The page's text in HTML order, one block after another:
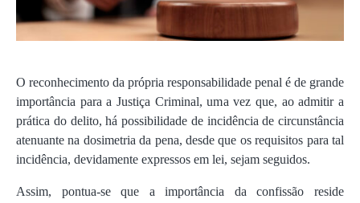
O reconhecimento da própria responsabilidade penal é de grande
importância para a Justiça Criminal, uma vez que, ao admitir a
prática do delito, há possibilidade de incidência de circunstância
atenuante na dosimetria da pena, desde que os requisitos para tal
incidência, devidamente expressos em lei, sejam seguidos.
Assim, pontua-se que a importância da confissão reside